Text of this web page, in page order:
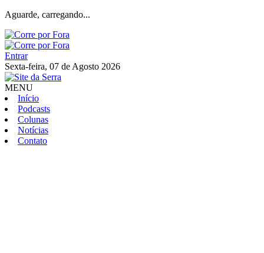
Aguarde, carregando...
Entrar
Sexta-feira, 07 de Agosto 2026
MENU
Início
Podcasts
Colunas
Notícias
Contato